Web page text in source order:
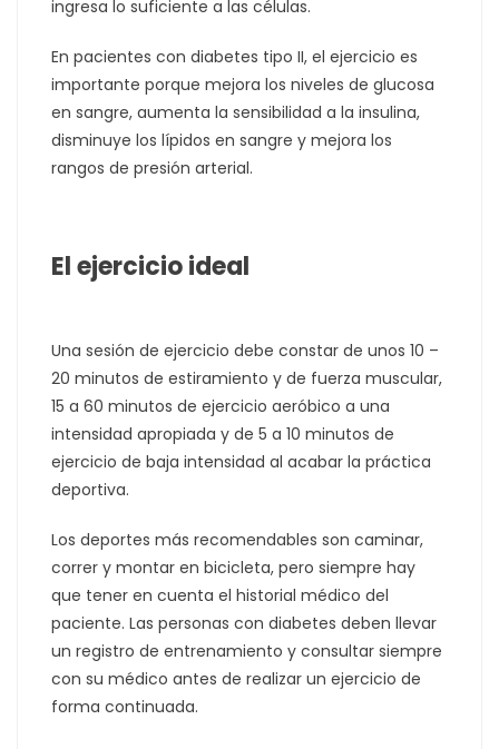
ingresa lo suficiente a las células.
En pacientes con diabetes tipo II, el ejercicio es
importante porque mejora los niveles de glucosa
en sangre, aumenta la sensibilidad a la insulina,
disminuye los lípidos en sangre y mejora los
rangos de presión arterial.
El ejercicio ideal
Una sesión de ejercicio debe constar de unos 10 –
20 minutos de estiramiento y de fuerza muscular,
15 a 60 minutos de ejercicio aeróbico a una
intensidad apropiada y de 5 a 10 minutos de
ejercicio de baja intensidad al acabar la práctica
deportiva.
Los deportes más recomendables son caminar,
correr y montar en bicicleta, pero siempre hay
que tener en cuenta el historial médico del
paciente. Las personas con diabetes deben llevar
un registro de entrenamiento y consultar siempre
con su médico antes de realizar un ejercicio de
forma continuada.